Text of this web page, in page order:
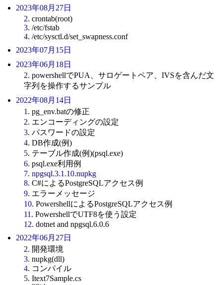
2023年08月27日
2. crontab(root)
3. /etc/fstab
4. /etc/sysctl.d/set_swapness.conf
2023年07月15日
2023年06月18日
2. powershellでPUA、サロゲートペア、IVSを含んだ文
字列を操作するサンプル
2022年08月14日
1 . pg_env.batの修正
2. エンコーディングの設定
3. パスワードの設定
4. DB作成(例)
5. テーブル作成(例)(psql.exe)
6. psql.exe利用例
7. npgsql.3.1.10.nupkg
8. C#によるPostgreSQLアクセス例
9. エラーメッセージ
10. PowershellによるPostgreSQLアクセス例
11 . PowershellでUTF8を使う設定
12. dotnet and npgsql.6.0.6
2022年06月27日
2. 開発環境
3. nupkg(dll)
4. コンパイル
5. Itext7Sample.cs